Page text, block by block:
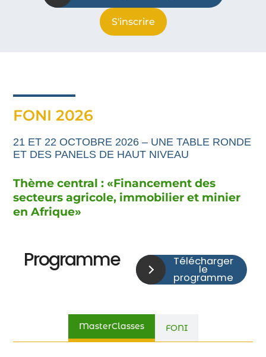
S'inscrire
FONI 2026
21 ET 22 OCTOBRE 2026 – UNE TABLE RONDE
ET DES PANELS DE HAUT NIVEAU
Thème central : «Financementdes
secteurs agricole, immobilier et minier
en Afrique»
Programme Télécharger
le
programme
MasterClasses FONI